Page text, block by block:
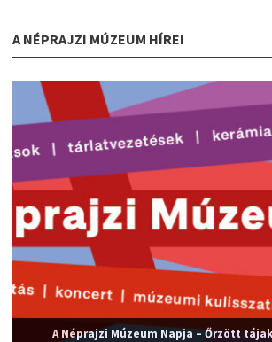
A NÉPRAJZI MÚZEUM HÍREI
A Néprajzi Múzeum Napja – Őrzött